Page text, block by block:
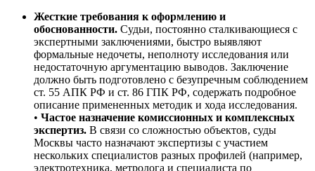
Жесткие требования к оформлению и
обоснованности. Судьи, постоянно сталкивающиеся с
экспертными заключениями, быстро выявляют
формальные недочеты, неполноту исследования или
недостаточную аргументацию выводов. Заключение
должно быть подготовлено с безупречным соблюдением
ст. 55 АПК РФ и ст. 86 ГПК РФ, содержать подробное
описание примененных методик и хода исследования.
• Частое назначение комиссионных и комплексных
экспертиз. В связи со сложностью объектов, суды
Москвы часто назначают экспертизы с участием
нескольких специалистов разных профилей (например,
электротехника, метролога и специалиста по